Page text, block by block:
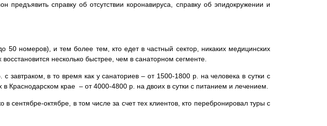
справку об отсутствии коронавируса, справку об эпидокружении и
номеров), и тем более тем, кто едет в частный сектор, никаких медицинских
несколько быстрее, чем в санаторном сегменте.
завтраком, в то время как у санаториев – от 1500-1800 р. на человека в сутки с
крае – от 4000-4800 р. на двоих в сутки с питанием и лечением.
сентябре-октябре, в том числе за счет тех клиентов, кто перебронировал туры с